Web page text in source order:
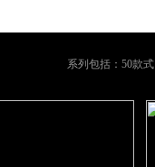
系列包括：50款式